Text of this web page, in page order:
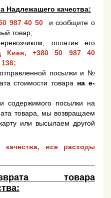
Надлежащего качества:
987 40 50
и сообщите о
товар;
оплатив его
Киев,+380 50 987 40
посылки и №
стоимости товара на e-
содержимого посылки на
товара, мы возвращаем
или высылаем другой
качества, все расходы
товара